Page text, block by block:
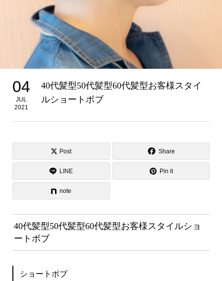
04
JUL
2021
40代髪型50代髪型60代髪型お客様スタイ
ルショートボブ
Post Share
LINE Pin it
note
40代髪型50代髪型60代髪型お客様スタイルショ
ートボブ
ショートボブ